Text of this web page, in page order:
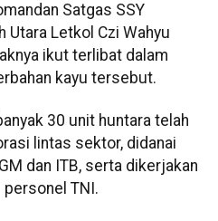
Satgas SSY
Utara Letkol Czi Wahyu
ikut terlibat dalam
kayu tersebut.
30 unit huntara telah
lintas sektor, didanai
dan ITB, serta dikerjakan
personel TNI.